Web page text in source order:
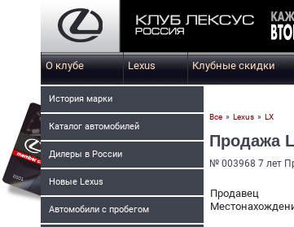
О клубе Lexus Клубные скидки
История марки
Каталог автомобилей
Дилеры в России
Новые Lexus
Автомобили с пробегом
Все» Lexus» LX
Продажа
№ 003968 7 лет
Продавец